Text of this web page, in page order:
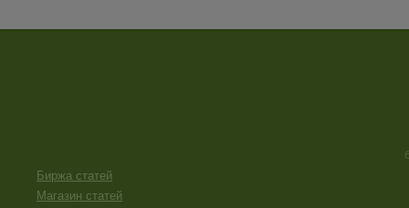
Биржа статей
Магазин статей